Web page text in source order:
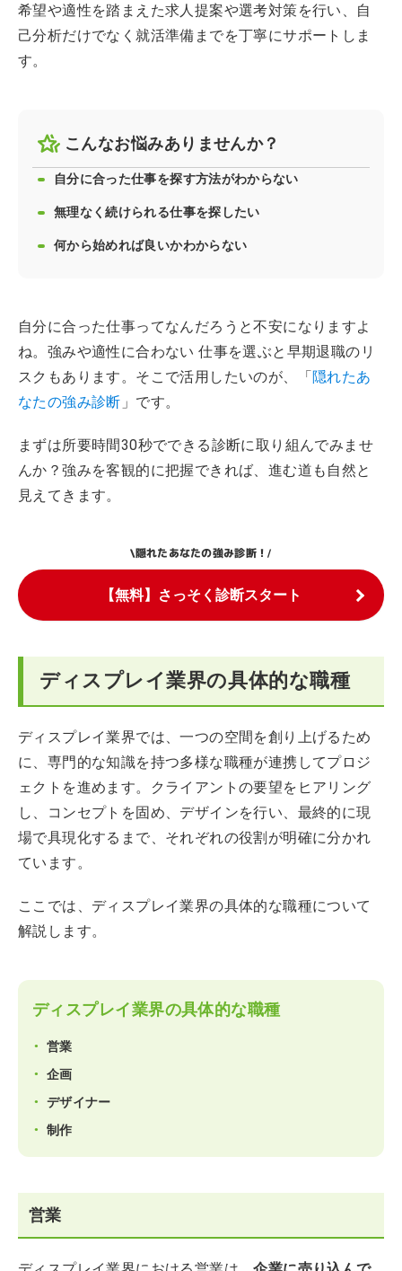
希望や適性を踏まえた求人提案や選考対策を行い、自
己分析だけでなく就活準備までを丁寧にサポートしま
す。
こんなお悩みありませんか？
自分に合った仕事を探す方法がわからない
無理なく続けられる仕事を探したい
何から始めれば良いかわからない
自分に合った仕事ってなんだろうと不安になりますよ
ね。強みや適性に合わない 仕事を選ぶと早期退職のリ
スクもあります。そこで活用したいのが、「隠れたあ
なたの強み診断 」です。
まずは所要時間30秒でできる診断に取り組んでみませ
んか？強みを客観的に把握できれば、進む道も自然と
見えてきます。
\隠れたあなたの強み診断！/
【無料】さっそく診断スタート
ディスプレイ業界の具体的な職種
ディスプレイ業界では、一つの空間を創り上げるため
に、専門的な知識を持つ多様な職種が連携してプロジ
ェクトを進めます。クライアントの要望をヒアリング
し、コンセプトを固め、デザインを行い、最終的に現
場で具現化するまで、それぞれの役割が明確に分かれ
ています。
ここでは、ディスプレイ業界の具体的な職種について
解説します。
ディスプレイ業界の具体的な職種
営業
企画
デザイナー
制作
営業